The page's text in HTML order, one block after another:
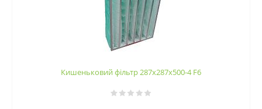
Кишеньковий фільтр 287х287х500-4 F6